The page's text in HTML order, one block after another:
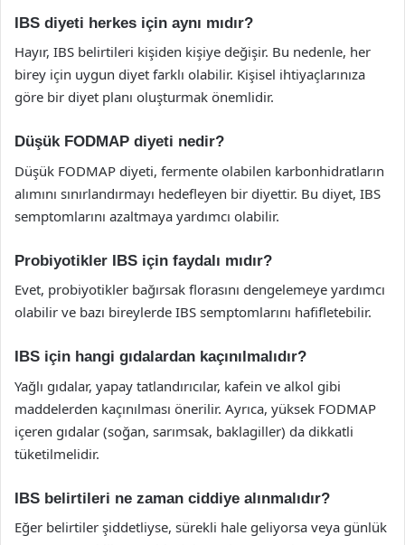
IBS diyeti herkes için aynı mıdır?
Hayır, IBS belirtileri kişiden kişiye değişir. Bu nedenle, her
birey için uygun diyet farklı olabilir. Kişisel ihtiyaçlarınıza
göre bir diyet planı oluşturmak önemlidir.
Düşük FODMAP diyeti nedir?
Düşük FODMAP diyeti, fermente olabilen karbonhidratların
alımını sınırlandırmayı hedefleyen bir diyettir. Bu diyet, IBS
semptomlarını azaltmaya yardımcı olabilir.
Probiyotikler IBS için faydalı mıdır?
Evet, probiyotikler bağırsak florasını dengelemeye yardımcı
olabilir ve bazı bireylerde IBS semptomlarını hafifletebilir.
IBS için hangi gıdalardan kaçınılmalıdır?
Yağlı gıdalar, yapay tatlandırıcılar, kafein ve alkol gibi
maddelerden kaçınılması önerilir. Ayrıca, yüksek FODMAP
içeren gıdalar (soğan, sarımsak, baklagiller) da dikkatli
tüketilmelidir.
IBS belirtileri ne zaman ciddiye alınmalıdır?
Eğer belirtiler şiddetliyse, sürekli hale geliyorsa veya günlük